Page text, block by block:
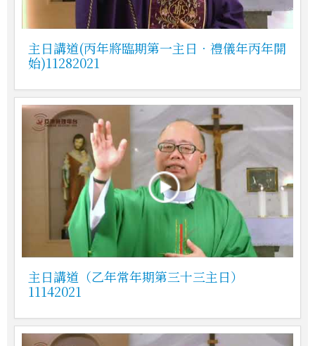
主日講道(丙年將臨期第一主日．禮儀年丙年開
始)11282021
主日講道（乙年常年期第三十三主日）
11142021